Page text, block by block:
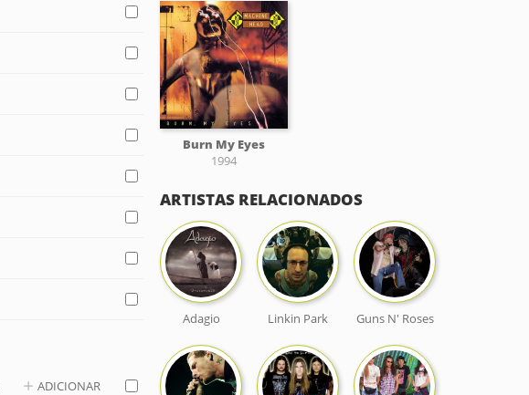
ADICIONAR
Burn My Eyes
1994
ARTISTAS RELACIONADOS
Adagio Linkin Park Guns N' Roses